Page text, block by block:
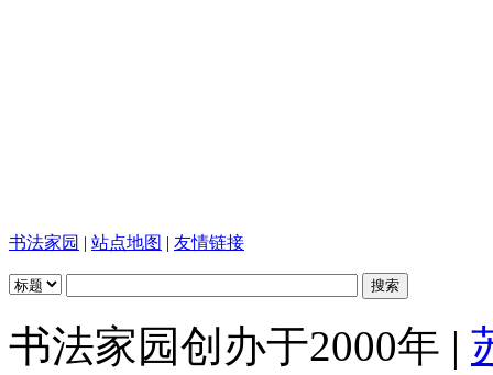
书法家园 | 站点地图 | 友情链接
书法家园创办于2000年 |